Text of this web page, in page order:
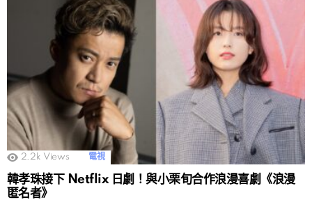
2.2k Views 電視
韓孝珠接下 Netflix 日劇！與小栗旬合作浪漫喜劇《浪漫
匿名者》